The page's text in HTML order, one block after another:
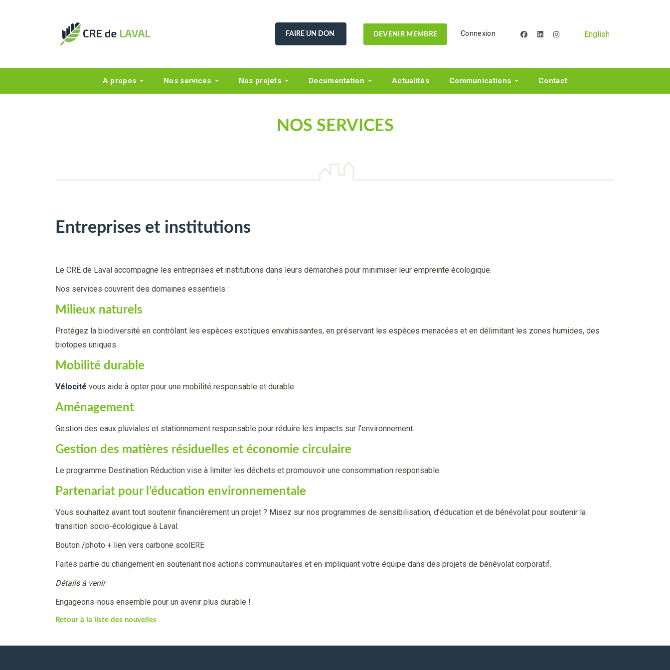
FAIRE UN DON DEVENIR MEMBRE Connexion facebooklinkedininstagramEnglish
A propos Nos services Nos projets Documentation Actualités Communications Contact
NOS SERVICES
Entreprises et institutions
Le CRE de Laval accompagne les entreprises et institutions dans leurs démarches pour minimiser leur empreinte écologique.
Nos services couvrent des domaines essentiels :
Milieux naturels
Protégez la biodiversité en contrôlant les espèces exotiques envahissantes, en préservant les espèces menacées et en délimitant les zones humides, des
biotopes uniques.
Mobilité durable
Vélocité vous aide à opter pour une mobilité responsable et durable.
Aménagement
Gestion des eaux pluviales et stationnement responsable pour réduire les impacts sur l’environnement.
Gestion des matières résiduelles et économie circulaire
Le programme Destination Réduction vise à limiter les déchets et promouvoir une consommation responsable.
Partenariat pour l’éducation environnementale
Vous souhaitez avant tout soutenir financièrement un projet ? Misez sur nos programmes de sensibilisation, d’éducation et de bénévolat pour soutenir la
transition socio-écologique à Laval.
Bouton /photo + lien vers carbone scolERE
Faites partie du changement en soutenant nos actions communautaires et en impliquant votre équipe dans des projets de bénévolat corporatif.
Détails à venir
Engageons-nous ensemble pour un avenir plus durable !
Retour à la liste des nouvelles